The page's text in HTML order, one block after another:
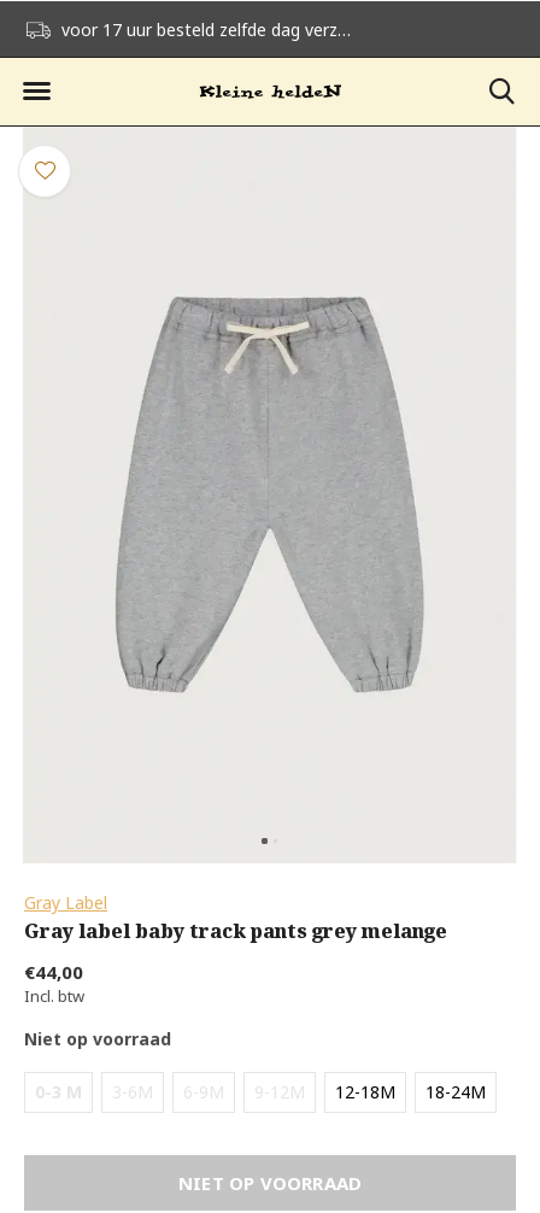
voor 17 uur besteld zelfde dag verzonden
Gray Label
Gray label baby track pants grey melange
€44,00
Incl. btw
Niet op voorraad
0-3 M 3-6M 6-9M 9-12M 12-18M 18-24M
NIET OP VOORRAAD